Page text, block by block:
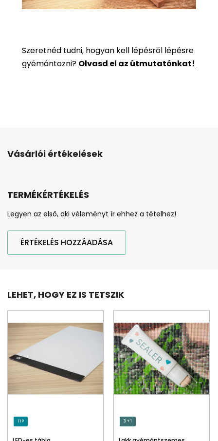
Szeretnéd tudni, hogyan kell lépésről lépésre
gyémántozni? Olvasd el az útmutatónkat!
Vásárlói értékelések
TERMÉKÉRTÉKELÉS
Legyen az első, aki véleményt ír ehhez a tételhez!
ÉRTÉKELÉS HOZZÁADÁSA
LEHET, HOGY EZ IS TETSZIK
TIP 3 + 1